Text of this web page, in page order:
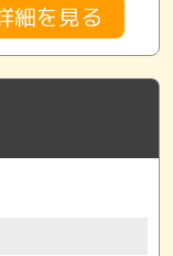
細を見る